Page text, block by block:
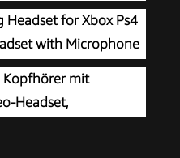
QuantumSOUND
Multi-Plattform-
Mikrofon mit
Schwarz
Headset for Xbox Ps4
with Microphone
Headphones Noise
Kopfhörer mit
Headset,